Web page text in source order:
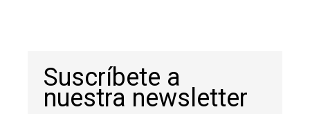
Suscríbete a
nuestra newsletter